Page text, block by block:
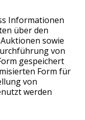
Informationen
über den
sowie
von
gespeichert
Form für
von
werden